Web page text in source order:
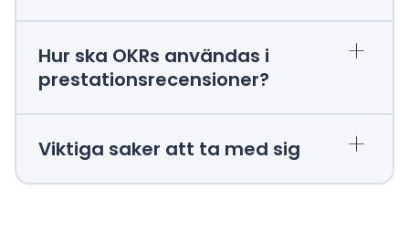
+
Hur ska OKRs användas i
prestationsrecensioner?
+
Viktiga saker att ta med sig